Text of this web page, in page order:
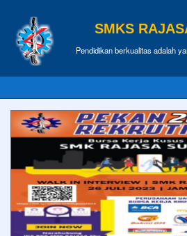
SMKS
Pendidikan berkualitas adalah